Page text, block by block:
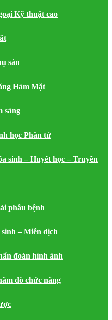
Kỹ thuật cao
sản
Hàm Mặt
sàng
học Phân tử
sinh – Huyết học – Truyền
phẫu bệnh
– Miễn dịch
đoán hình ảnh
dò chức năng